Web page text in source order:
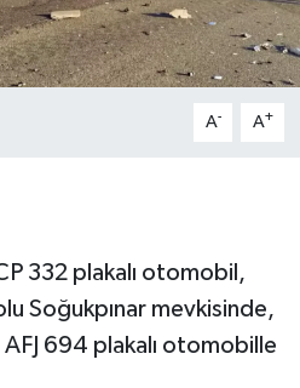
A- A+
332 plakalı otomobil,
Soğukpınar mevkisinde,
694 plakalı otomobille